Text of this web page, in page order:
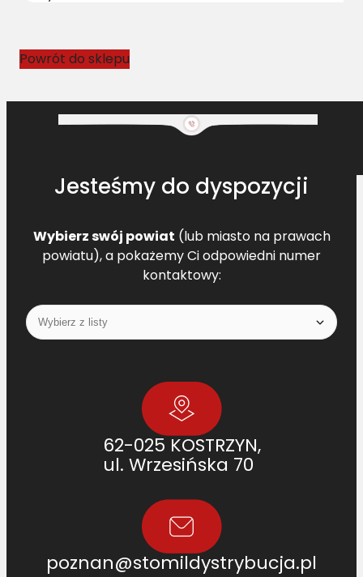
7
7
Powrót do sklepu
Jesteśmy do dyspozycji
Wybierz swój powiat (lub miasto na prawach
powiatu), a pokażemy Ci odpowiedni numer
kontaktowy:
62-025 KOSTRZYN,
ul. Wrzesińska 70
poznan@stomildystrybucja.pl